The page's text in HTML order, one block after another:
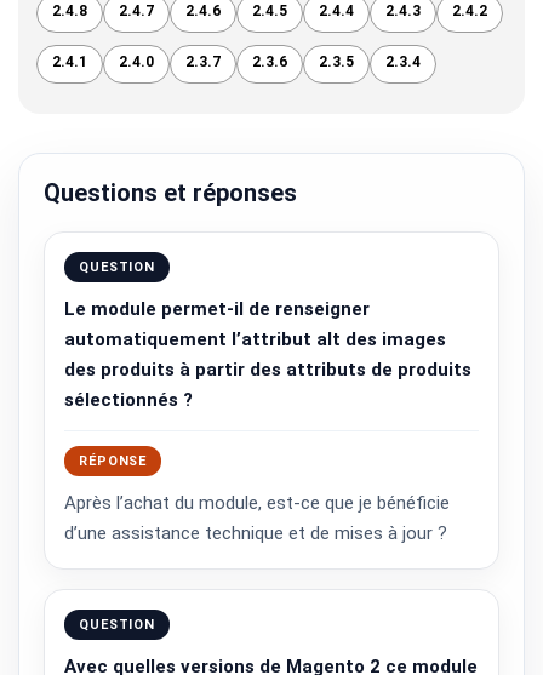
2.4.8 2.4.7 2.4.6 2.4.5 2.4.4 2.4.3 2.4.2
2.4.1 2.4.0 2.3.7 2.3.6 2.3.5 2.3.4
Questions et réponses
QUESTION
Le module permet-il de renseigner
automatiquement l’attribut alt des images
des produits à partir des attributs de produits
sélectionnés ?
RÉPONSE
Après l’achat du module, est-ce que je bénéficie
d’une assistance technique et de mises à jour ?
QUESTION
Avec quelles versions de Magento 2 ce module